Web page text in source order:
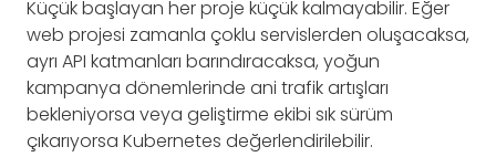
Küçük başlayan her proje küçük kalmayabilir. Eğer
web projesi zamanla çoklu servislerden oluşacaksa,
ayrı API katmanları barındıracaksa, yoğun
kampanya dönemlerinde ani trafik artışları
bekleniyorsa veya geliştirme ekibi sık sürüm
çıkarıyorsa Kubernetes değerlendirilebilir.